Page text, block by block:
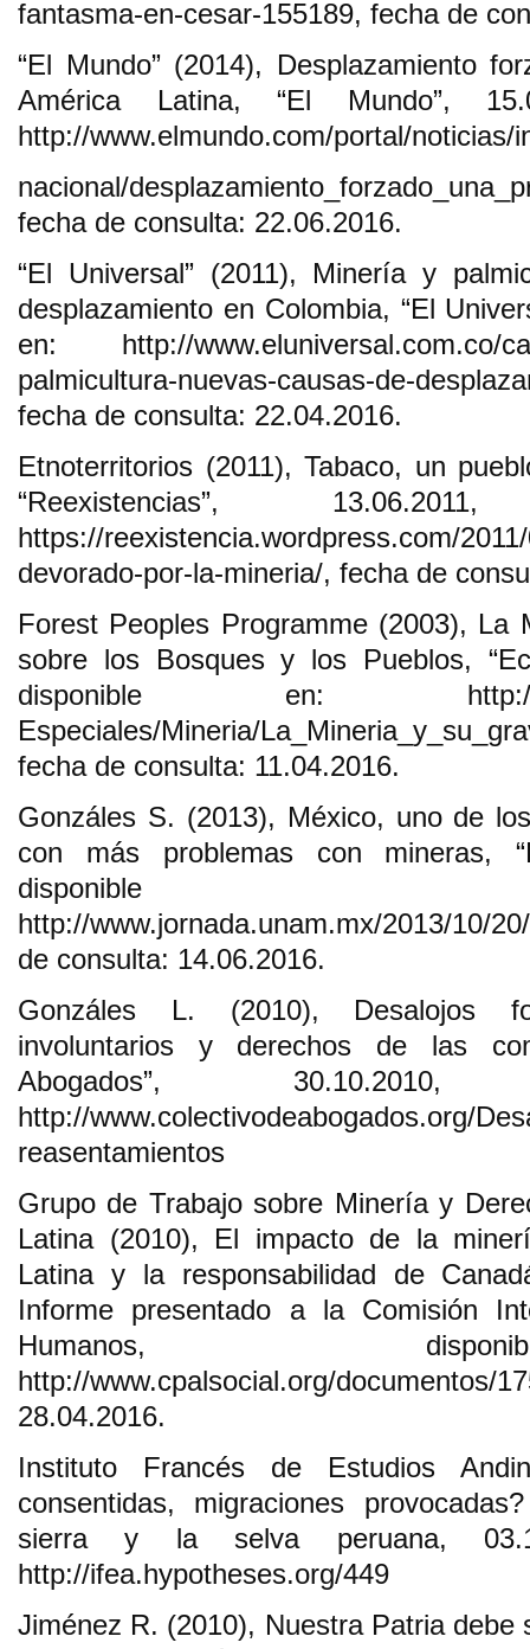
fantasma-en-cesar-155189, fecha de
“El Mundo” (2014), Desplazamiento
América Latina, “El Mundo”,
http://www.elmundo.com/portal/noticias/
nacional/
fecha de consulta: 22.06.2016.
“El Universal” (2011), Minería y
desplazamiento en Colombia, “El
en: http://www.eluniversal.com.co/
palmicultura-nuevas-causas-de-
fecha de consulta: 22.04.2016.
Etnoterritorios (2011), Tabaco, un
“Reexistencias”,
https://reexistencia.wordpress.com/
devorado-por-la-mineria/, fecha de
Forest Peoples Programme (2003), La
sobre los Bosques y los Pueblos,
disponible en: http://
Especiales/Mineria/
fecha de consulta: 11.04.2016.
Gonzáles S. (2013), México, uno de
con más problemas con mineras,
http://www.jornada.unam.mx/2013/10/
de consulta: 14.06.2016.
Gonzáles L. (2010), Desalojos
involuntarios y derechos de las
Abogados”,
http://www.colectivodeabogados.org/
reasentamientos
Grupo de Trabajo sobre Minería y
Latina (2010), El impacto de la
Latina y la responsabilidad de
Informe presentado a la Comisión
Humanos,
http://www.cpalsocial.org/
28.04.2016.
Instituto Francés de Estudios
consentidas, migraciones
sierra y la selva peruana,
http://ifea.hypotheses.org/449
Jiménez R. (2010), Nuestra Patria debe